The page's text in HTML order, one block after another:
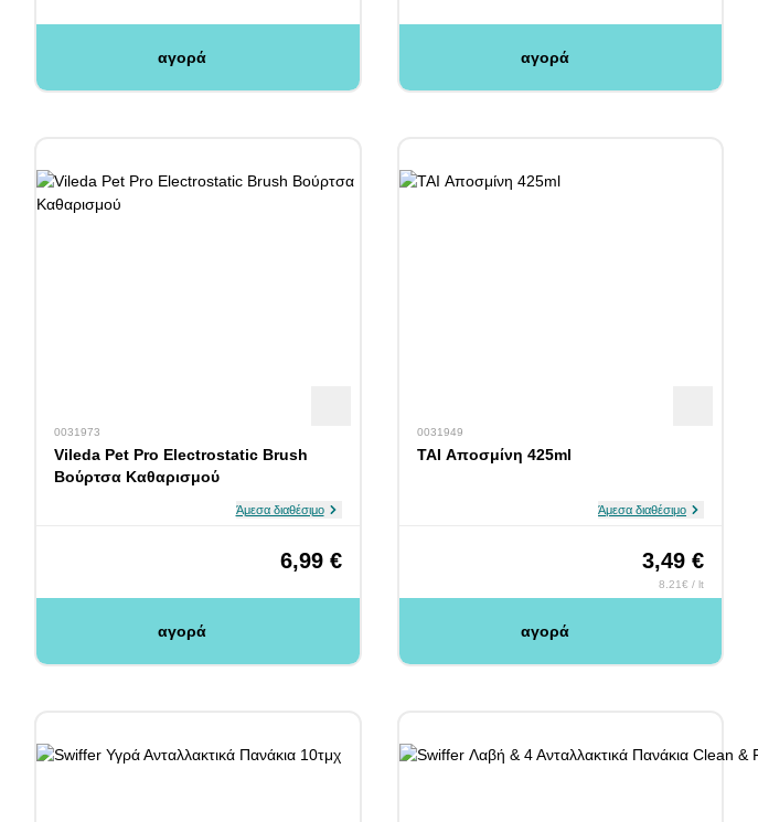
αγορά αγορά
0031973
Vileda Pet Pro Electrostatic Brush
Βούρτσα Καθαρισμού
Άμεσα διαθέσιμο
6,99 €
αγορά
0031949
TAI Αποσμίνη 425ml
Άμεσα διαθέσιμο
3,49 €
8.21€ / lt
αγορά